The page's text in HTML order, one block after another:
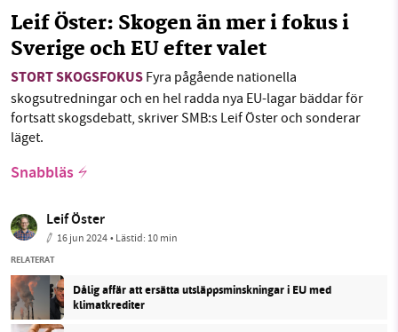
Leif Öster: Skogen än mer i fokus i
Sverige och EU efter valet
STORT SKOGSFOKUS Fyra pågående nationella
skogsutredningar och en hel radda nya EU-lagar bäddar för
fortsatt skogsdebatt, skriver SMB:s Leif Öster och sonderar
läget.
Snabbläs
Leif Öster
16 jun 2024• Lästid: 10 min
RELATERAT
Dålig affär att ersätta utsläppsminskningar i EU med
klimatkrediter